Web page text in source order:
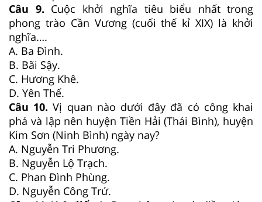
Câu 9. Cuộc khởi nghĩa tiêu biểu nhất trong
phong trào Cần Vương (cuối thế kỉ XIX) là khởi
nghĩa….
A. Ba Đình.
B. Bãi Sậy.
C. Hương Khê.
D. Yên Thế.
Câu 10.Vị quan nào dưới đây đã có công khai
phá và lập nên huyện Tiền Hải (Thái Bình), huyện
Kim Sơn (Ninh Bình) ngày nay?
A. Nguyễn Tri Phương.
B. Nguyễn Lộ Trạch.
C. Phan Đình Phùng.
D. Nguyễn Công Trứ.